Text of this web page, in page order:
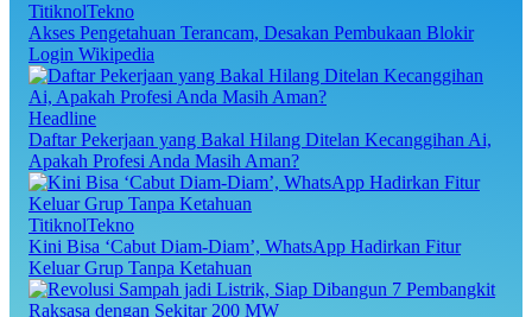
TitiknolTekno
Akses Pengetahuan Terancam, Desakan Pembukaan Blokir
Login Wikipedia
Headline
Daftar Pekerjaan yang Bakal Hilang Ditelan Kecanggihan Ai,
Apakah Profesi Anda Masih Aman?
TitiknolTekno
Kini Bisa ‘Cabut Diam-Diam’, WhatsApp Hadirkan Fitur
Keluar Grup Tanpa Ketahuan